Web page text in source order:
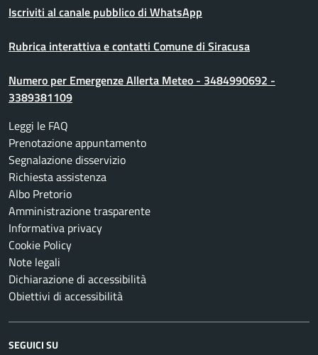
Iscriviti al canale pubblico di WhatsApp
Rubrica interattiva e contatti Comune di Siracusa
Numero per Emergenze Allerta Meteo - 3484990692 -
3389381109
Leggi le FAQ
Prenotazione appuntamento
Segnalazione disservizio
Richiesta assistenza
Albo Pretorio
Amministrazione trasparente
Informativa privacy
Cookie Policy
Note legali
Dichiarazione di accessibilità
Obiettivi di accessibilità
SEGUICI SU